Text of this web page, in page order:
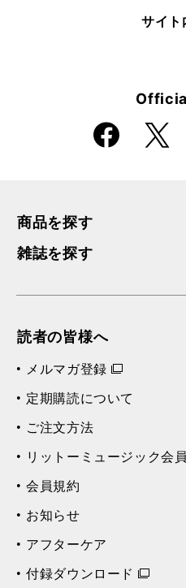
サイト
Faceboo
k
X
商品を探す
雑誌を探す
読者の皆様へ
メルマガ登録
定期購読について
ご注文方法
リットーミュージック会
会員規約
お知らせ
アフターケア
付録ダウンロード